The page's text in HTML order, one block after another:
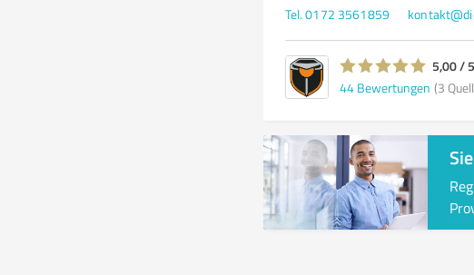
Tel. 0172 3561859
5,00 /
44 Bewertungen (3